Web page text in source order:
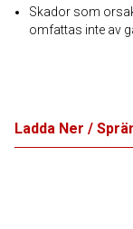
Skador som
omfattas inte av
Ladda Ner /